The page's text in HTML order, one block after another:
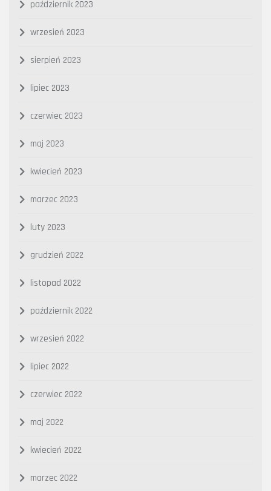
październik 2023
wrzesień 2023
sierpień 2023
lipiec 2023
czerwiec 2023
maj 2023
kwiecień 2023
marzec 2023
luty 2023
grudzień 2022
listopad 2022
październik 2022
wrzesień 2022
lipiec 2022
czerwiec 2022
maj 2022
kwiecień 2022
marzec 2022